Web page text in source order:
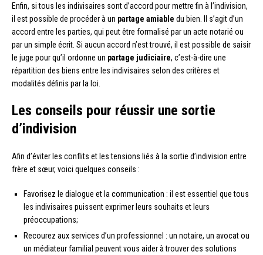
Enfin, si tous les indivisaires sont d’accord pour mettre fin à l’indivision,
il est possible de procéder à un partage amiable du bien. Il s’agit d’un
accord entre les parties, qui peut être formalisé par un acte notarié ou
par un simple écrit. Si aucun accord n’est trouvé, il est possible de saisir
le juge pour qu’il ordonne un partage judiciaire, c’est-à-dire une
répartition des biens entre les indivisaires selon des critères et
modalités définis par la loi.
Les conseils pour réussir une sortie
d’indivision
Afin d’éviter les conflits et les tensions liés à la sortie d’indivision entre
frère et sœur, voici quelques conseils :
Favorisez le dialogue et la communication : il est essentiel que tous
les indivisaires puissent exprimer leurs souhaits et leurs
préoccupations;
Recourez aux services d’un professionnel : un notaire, un avocat ou
un médiateur familial peuvent vous aider à trouver des solutions